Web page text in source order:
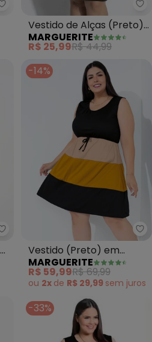
Marguerite - Vestido (Preto)
Vestido de Alças (Preto)
Plus Size
MARGUERITE
R$ 25,99R$ 44,99
Marguerite - Vestido (Cinza e
-14%
Vestido (Preto) em
Malha
MARGUERITE
R$ 59,99R$ 69,99
ou 2x de R$ 29,99 sem juros
-33%